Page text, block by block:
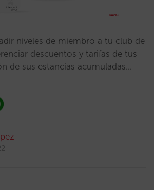
niveles de miembro a tu club de
descuentos y tarifas de tus
de sus estancias acumuladas…